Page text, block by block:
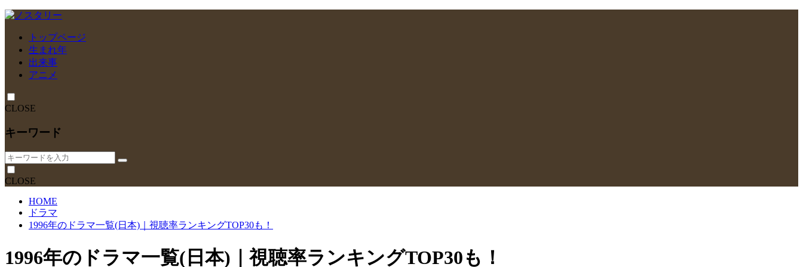
トップページ
生まれ年
出来事
アニメ
CLOSE
キーワード
CLOSE
HOME
ドラマ
1996年のドラマ一覧(日本)｜視聴率ランキングTOP30も！
1996年のドラマ一覧(日本)｜視聴率ランキングTOP30も！